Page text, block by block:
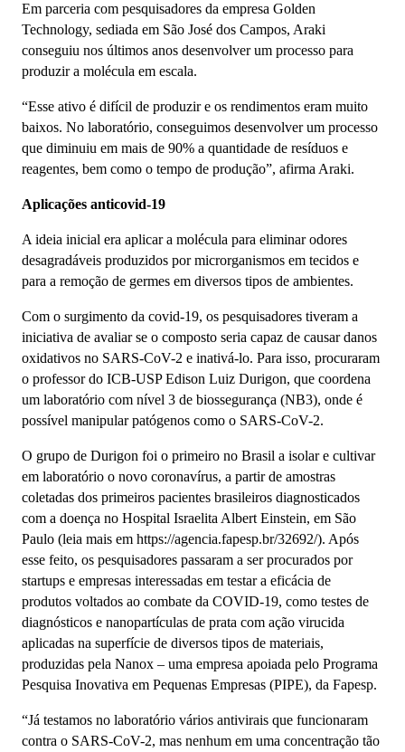
Em parceria com pesquisadores da empresa Golden
Technology, sediada em São José dos Campos, Araki
conseguiu nos últimos anos desenvolver um processo para
produzir a molécula em escala.
“Esse ativo é difícil de produzir e os rendimentos eram muito
baixos. No laboratório, conseguimos desenvolver um processo
que diminuiu em mais de 90% a quantidade de resíduos e
reagentes, bem como o tempo de produção”, afirma Araki.
Aplicações anticovid-19
A ideia inicial era aplicar a molécula para eliminar odores
desagradáveis produzidos por microrganismos em tecidos e
para a remoção de germes em diversos tipos de ambientes.
Com o surgimento da covid-19, os pesquisadores tiveram a
iniciativa de avaliar se o composto seria capaz de causar danos
oxidativos no SARS-CoV-2 e inativá-lo. Para isso, procuraram
o professor do ICB-USP Edison Luiz Durigon, que coordena
um laboratório com nível 3 de biossegurança (NB3), onde é
possível manipular patógenos como o SARS-CoV-2.
O grupo de Durigon foi o primeiro no Brasil a isolar e cultivar
em laboratório o novo coronavírus, a partir de amostras
coletadas dos primeiros pacientes brasileiros diagnosticados
com a doença no Hospital Israelita Albert Einstein, em São
Paulo (leia mais em https://agencia.fapesp.br/32692/). Após
esse feito, os pesquisadores passaram a ser procurados por
startups e empresas interessadas em testar a eficácia de
produtos voltados ao combate da COVID-19, como testes de
diagnósticos e nanopartículas de prata com ação virucida
aplicadas na superfície de diversos tipos de materiais,
produzidas pela Nanox – uma empresa apoiada pelo Programa
Pesquisa Inovativa em Pequenas Empresas (PIPE), da Fapesp.
“Já testamos no laboratório vários antivirais que funcionaram
contra o SARS-CoV-2, mas nenhum em uma concentração tão